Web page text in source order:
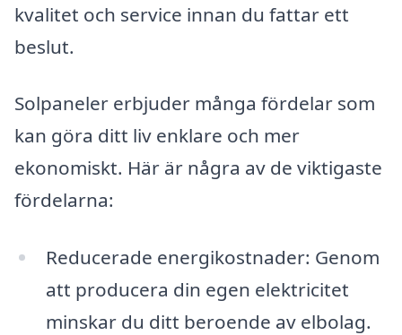
kvalitet och service innan du fattar ett
beslut.
Solpaneler erbjuder många fördelar som
kan göra ditt liv enklare och mer
ekonomiskt. Här är några av de viktigaste
fördelarna:
Reducerade energikostnader: Genom
att producera din egen elektricitet
minskar du ditt beroende av elbolag.